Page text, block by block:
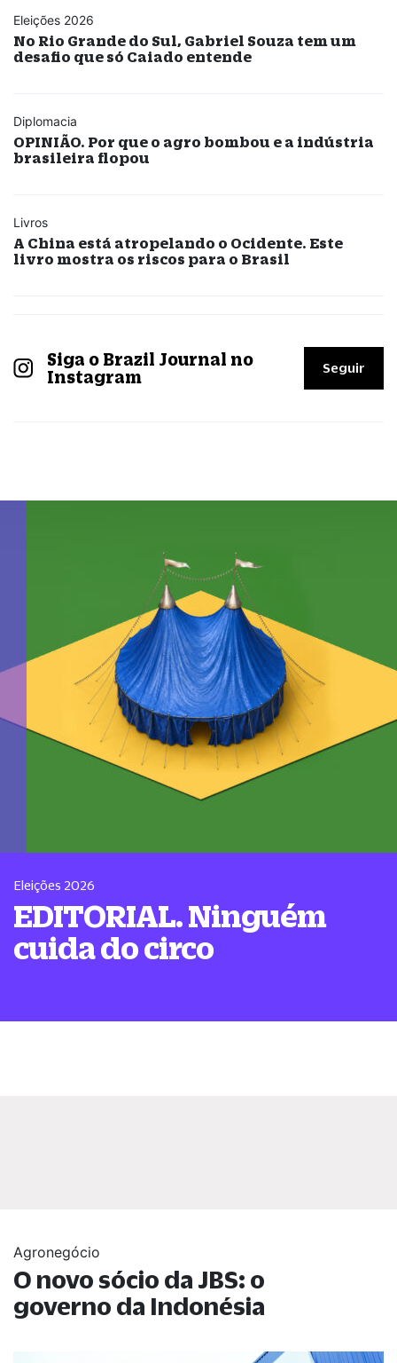
Eleições 2026
No Rio Grande do Sul, Gabriel Souza tem um
desafio que só Caiado entende
Diplomacia
OPINIÃO. Por que o agro bombou e a indústria
brasileira flopou
Livros
A China está atropelando o Ocidente. Este
livro mostra os riscos para o Brasil
Siga o Brazil Journal no
Instagram
Seguir
Eleições 2026
EDITORIAL. Ninguém
cuida do circo
Agronegócio
O novo sócio da JBS: o
governo da Indonésia